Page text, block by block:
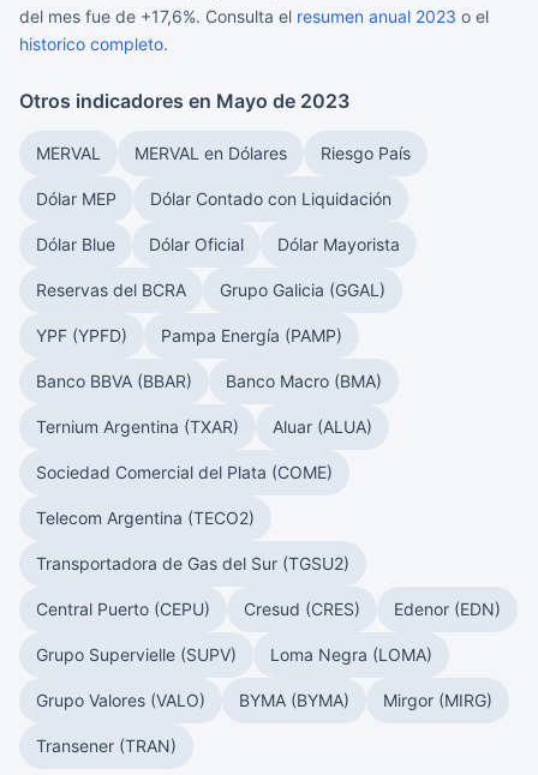
del mes fue de +17,6%. Consulta el resumen anual 2023 o el
historico completo.
Otros indicadores en Mayo de 2023
MERVAL MERVAL en Dólares Riesgo País
Dólar MEP Dólar Contado con Liquidación
Dólar Blue Dólar Oficial Dólar Mayorista
Reservas del BCRA Grupo Galicia (GGAL)
YPF (YPFD) Pampa Energía (PAMP)
Banco BBVA (BBAR) Banco Macro (BMA)
Ternium Argentina (TXAR) Aluar (ALUA)
Sociedad Comercial del Plata (COME)
Telecom Argentina (TECO2)
Transportadora de Gas del Sur (TGSU2)
Central Puerto (CEPU) Cresud (CRES) Edenor (EDN)
Grupo Supervielle (SUPV) Loma Negra (LOMA)
Grupo Valores (VALO) BYMA (BYMA) Mirgor (MIRG)
Transener (TRAN)